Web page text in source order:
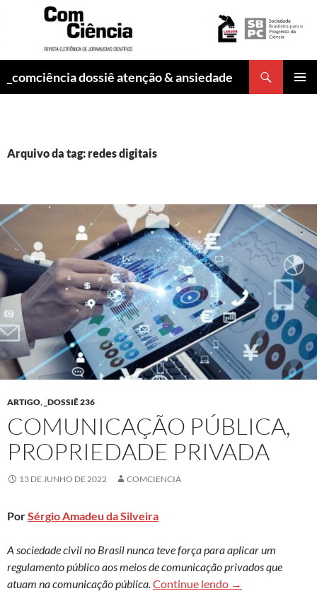
_comciência dossiê atenção & ansiedade
Arquivo da tag: redes digitais
ARTIGO, _DOSSIÊ 236
COMUNICAÇÃO PÚBLICA,
PROPRIEDADE PRIVADA
13 DE JUNHO DE 2022 COMCIENCIA
PorSérgio Amadeu da Silveira
A sociedade civil no Brasil nunca teve força para aplicar um
regulamento público aos meios de comunicação privados que
atuam na comunicação pública.Continue lendo Comunicação
→